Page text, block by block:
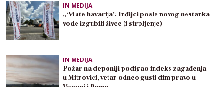
IN MEDIJA
„‘Vi ste havarija’: Inđijci posle novog nestanka
vode izgubili živce (i strpljenje)
IN MEDIJA
Požar na deponiji podigao indeks zagađenja
u Mitrovici, vetar odneo gusti dim pravo u